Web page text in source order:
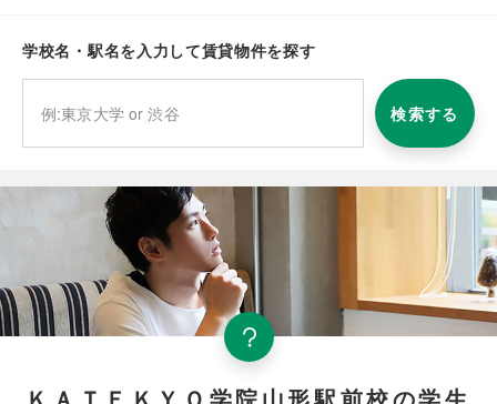
学校名・駅名を入力して賃貸物件を探す
検索する